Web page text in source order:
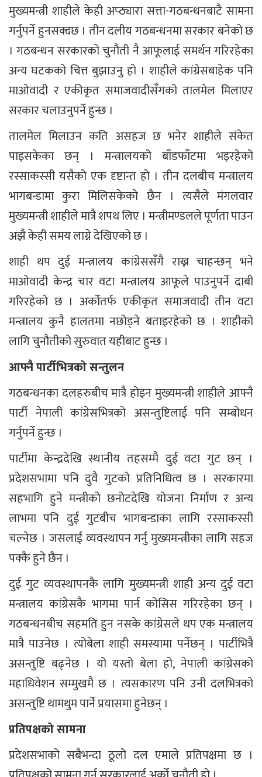
मुख्यमन्त्री शाहीले केही अप्ठ्यारा सत्ता-गठबन्धनबाटै सामना
गर्नुपर्ने हुनसक्दछ । तीन दलीय गठबन्धनमा सरकार बनेको छ
। गठबन्धन सरकारको चुनौती नै आफूलाई समर्थन गरिरहेका
अन्य घटकको चित्त बुझाउनु हो । शाहीले कांग्रेसबाहेक पनि
माओवादी र एकीकृत समाजवादीसँगको तालमेल मिलाएर
सरकार चलाउनुपर्ने हुन्छ ।
तालमेल मिलाउन कति असहज छ भनेर शाहीले संकेत
पाइसकेका छन् । मन्त्रालयको बाँडफाँटमा भइरहेको
रस्साकस्सी यसैको एक दृष्टान्त हो । तीन दलबीच मन्त्रालय
भागबन्डामा कुरा मिलिसकेको छैन । त्यसैले मंगलवार
मुख्यमन्त्री शाहीले मात्रै शपथ लिए । मन्त्रीमण्डलले पूर्णता पाउन
अझै केही समय लाग्ने देखिएको छ ।
शाही थप दुई मन्त्रालय कांग्रेससँगै राख्न चाहन्छन् भने
माओवादी केन्द्र चार वटा मन्त्रालय आफूले पाउनुपर्ने दाबी
गरिरहेको छ । अर्कोतर्फ एकीकृत समाजवादी तीन वटा
मन्त्रालय कुनै हालतमा नछोड्ने बताइरहेको छ । शाहीको
लागि चुनौतीको सुरुवात यहीबाट हुन्छ ।
आफ्नै पार्टीभित्रको सन्तुलन
गठबन्धनका दलहरुबीच मात्रै होइन मुख्यमन्त्री शाहीले आफ्नै
पार्टी नेपाली कांग्रेसभित्रको असन्तुष्टिलाई पनि सम्बोधन
गर्नुपर्ने हुन्छ ।
पार्टीमा केन्द्रदेखि स्थानीय तहसम्मै दुई वटा गुट छन् ।
प्रदेशसभामा पनि दुवै गुटको प्रतिनिधित्व छ । सरकारमा
सहभागि हुने मन्त्रीको छनोटदेखि योजना निर्माण र अन्य
लाभमा पनि दुई गुटबीच भागबन्डाका लागि रस्साकस्सी
चल्नेछ । जसलाई व्यवस्थापन गर्नु मुख्यमन्त्रीका लागि सहज
पक्कै हुने छैन ।
दुई गुट व्यवस्थापनकै लागि मुख्यमन्त्री शाही अन्य दुई वटा
मन्त्रालय कांग्रेसकै भागमा पार्न कोसिस गरिरहेका छन् ।
गठबन्धनबीच सहमति हुन नसके कांग्रेसले थप एक मन्त्रालय
मात्रै पाउनेछ । त्योबेला शाही समस्यामा पर्नेछन् । पार्टीभित्रै
असन्तुष्टि बढ्नेछ । यो यस्तो बेला हो, नेपाली कांग्रेसको
महाधिवेशन सम्मुखमै छ । त्यसकारण पनि उनी दलभित्रको
असन्तुष्टि थामथुम पार्ने प्रयासमा हुनेछन् ।
प्रतिपक्षको सामना
प्रदेशसभाको सबैभन्दा ठूलो दल एमाले प्रतिपक्षमा छ ।